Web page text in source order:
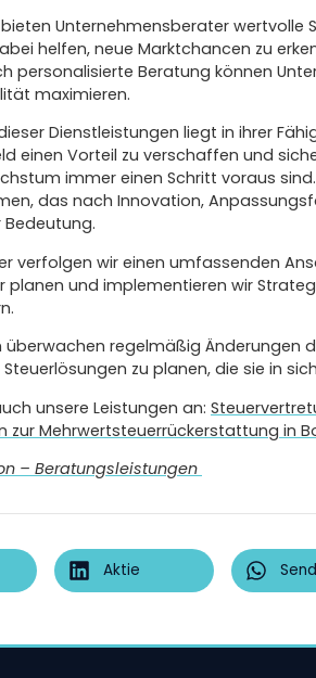
Unternehmensberater wertvolle
helfen, neue Marktchancen zu
personalisierte Beratung können
maximieren.
Dienstleistungen liegt in ihrer
einen Vorteil zu verschaffen und
immer einen Schritt voraus
das nach Innovation,
verfolgen wir einen umfassenden
planen und implementieren wir
überwachen regelmäßig Änderungen
zu planen, die sie in
unsere Leistungen an:
zur Mehrwertsteuerrückerstattung in
– Beratungsleistungen
Aktie